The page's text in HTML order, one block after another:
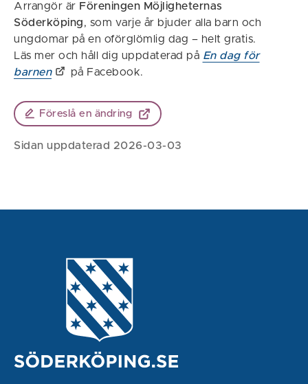
Arrangör är Föreningen Möjligheternas
Söderköping, som varje år bjuder alla barn och
ungdomar på en oförglömlig dag – helt gratis.
Läs mer och håll dig uppdaterad på En dag för
barnen
på Facebook.
Föreslå en ändring
Sidan uppdaterad 2026-03-03